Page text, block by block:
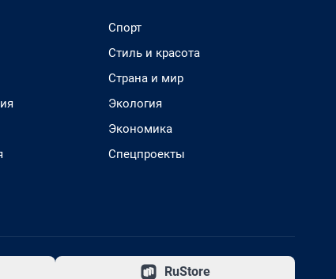
Спорт
Стиль и красота
Страна и мир
Экология
Экономика
Спецпроекты
RuStore